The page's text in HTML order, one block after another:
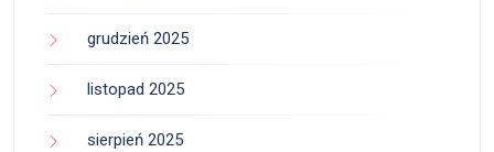
grudzień 2025
listopad 2025
sierpień 2025